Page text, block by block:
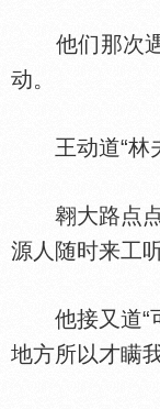
他们那次遇
动。
王动道“林夫
翱大路点点
源人随时来工
他接又道“可
地方所以才瞒